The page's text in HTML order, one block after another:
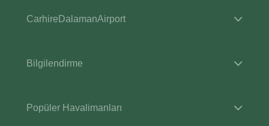
CarhireDalamanAirport
Bilgilendirme
Popüler Havalimanları